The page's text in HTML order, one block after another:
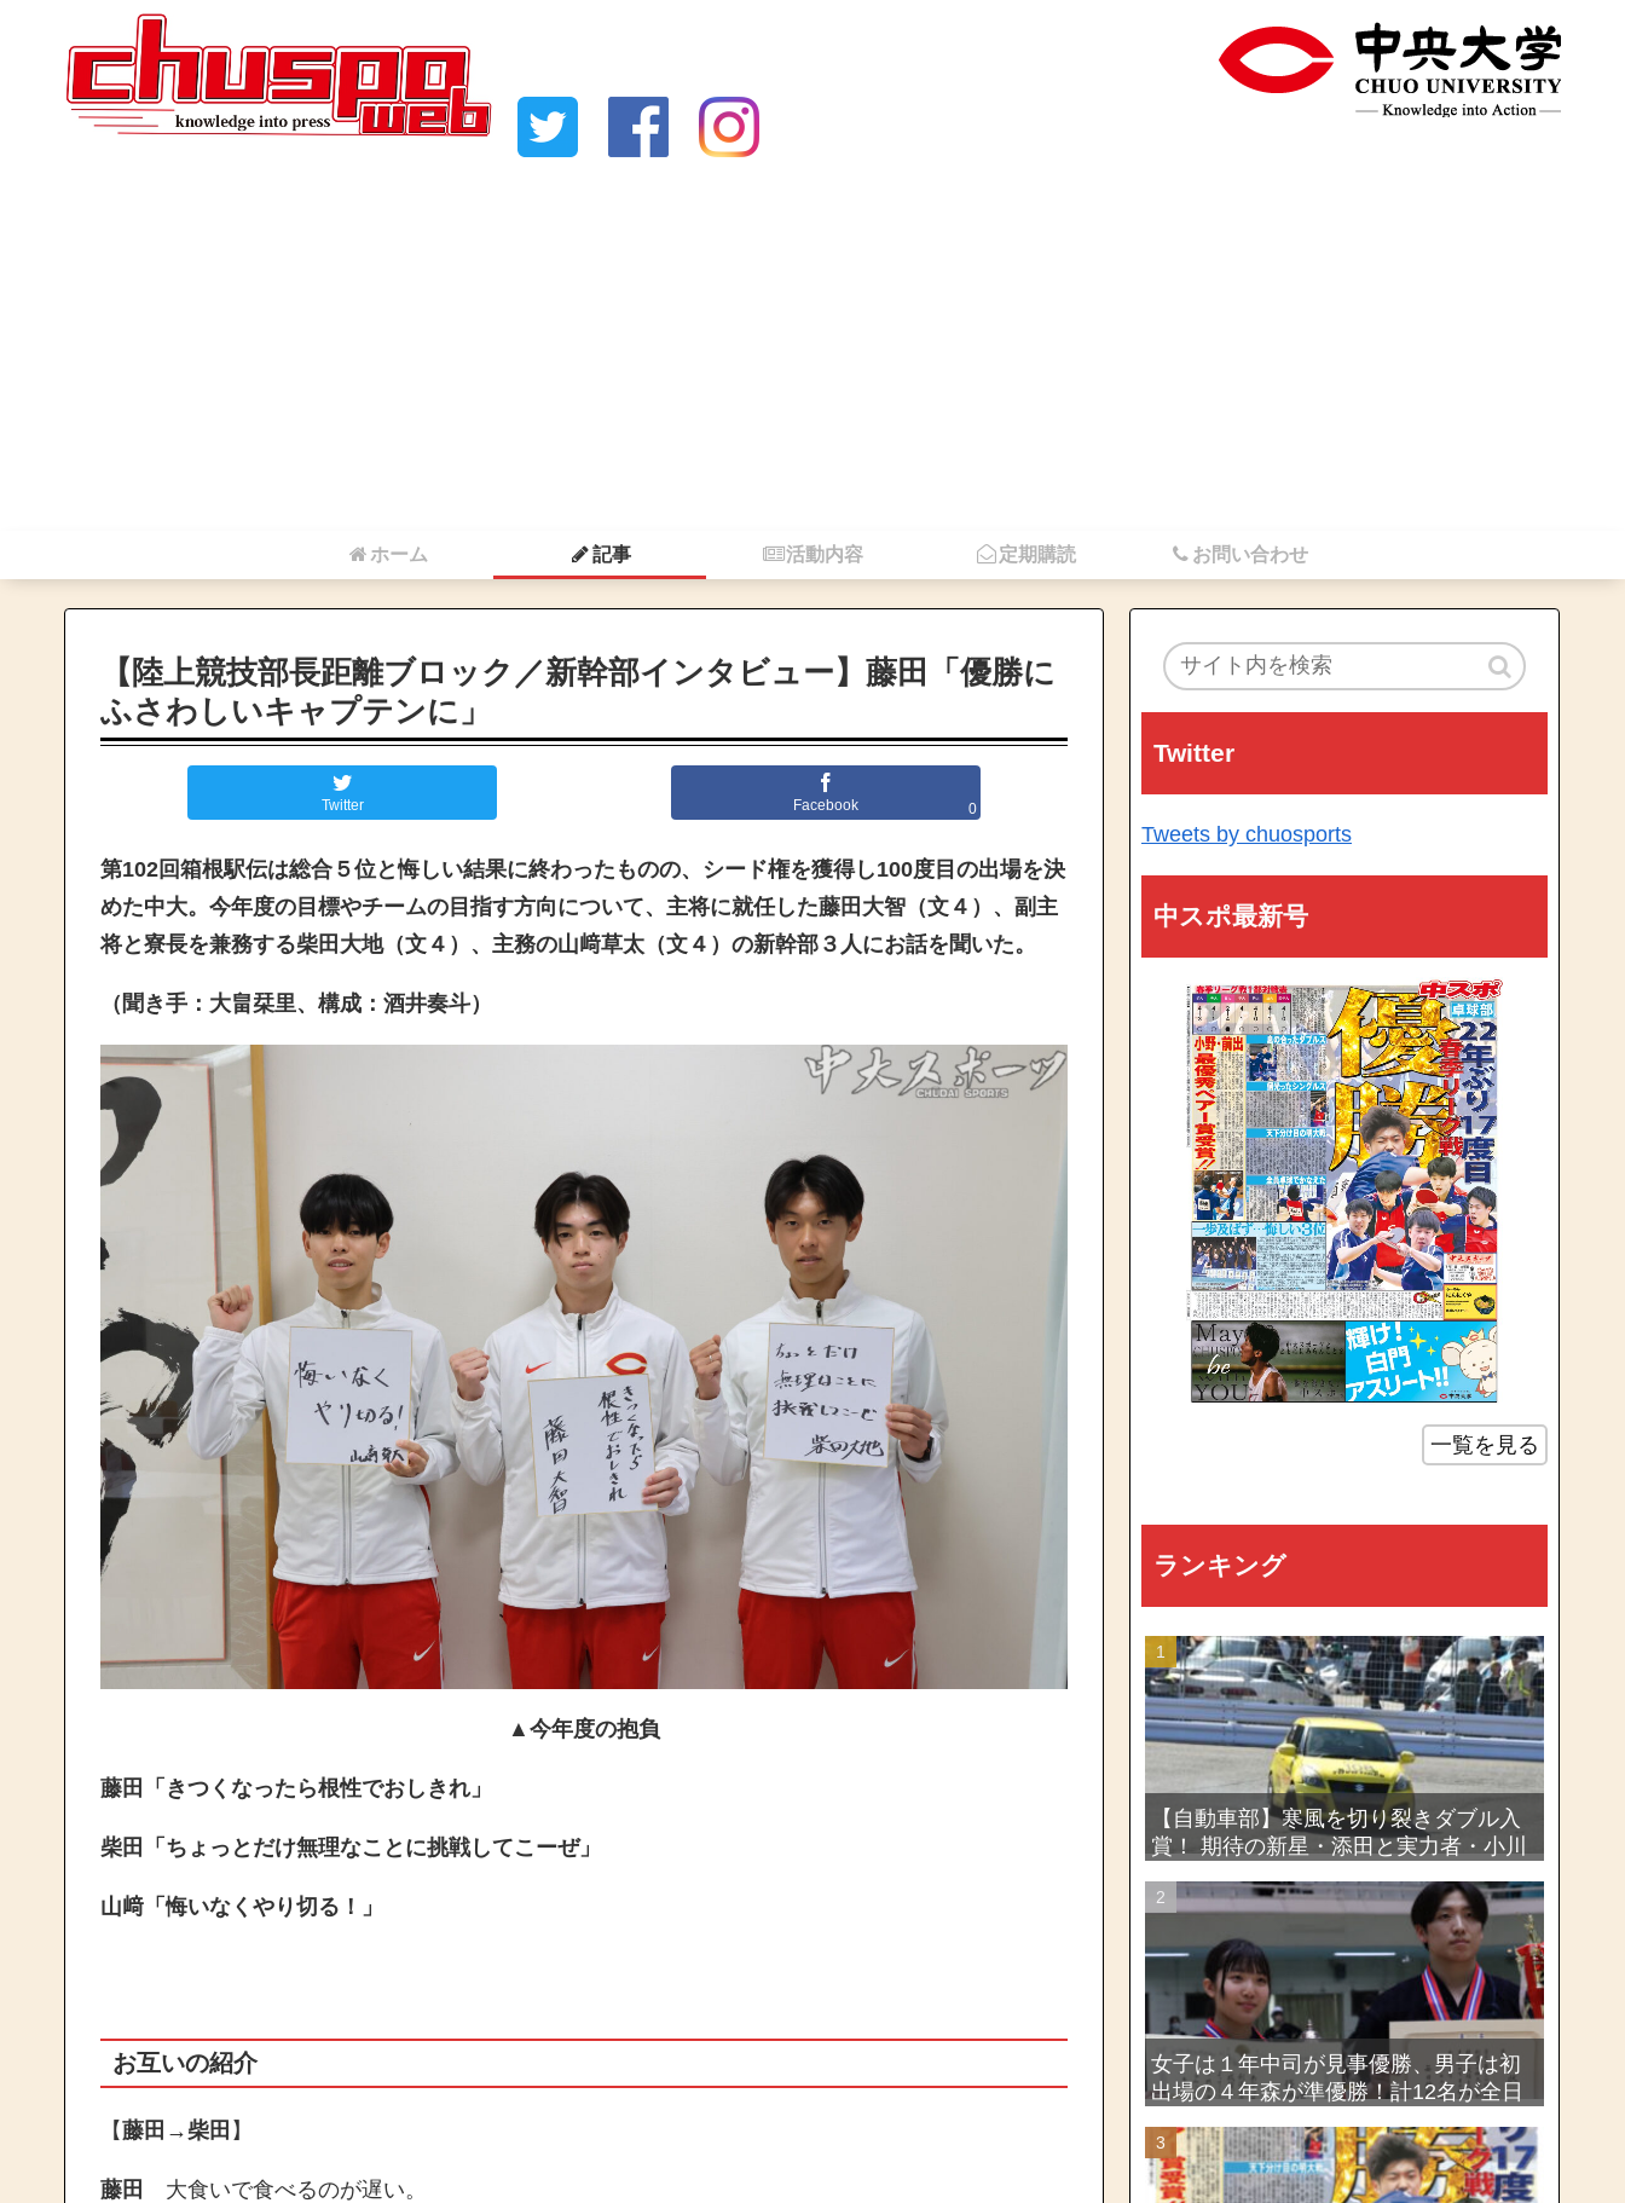
ホーム 記事 活動内容 定期購読 お問い合わせ
【陸上競技部長距離ブロック／新幹部インタビュー】藤田「優勝に
ふさわしいキャプテンに」
Twitter Facebook 0
第102回箱根駅伝は総合５位と悔しい結果に終わったものの、シード権を獲得し100度目の出場を決
めた中大。 今年度の目標やチームの目指す方向について、主将に就任した藤田大智（文４）、副主
将と寮長を兼務する柴田大地（文４）、主務の山﨑草太（文４）の新幹部３人にお話を聞いた。
（聞き手：大畠栞里、構成：酒井奏斗）
▲今年度の抱負
藤田「きつくなったら根性でおしきれ」
柴田「ちょっとだけ無理なことに挑戦してこーぜ」
山﨑「悔いなくやり切る！」
お互いの紹介
【藤田→柴田 】
藤田 大食いで食べるのが遅い。
Twitter
Tweets by chuosports
中スポ最新号
一覧を見る
ランキング
【自動車部】寒風を切り裂きダブル入
賞！ 期待の新星・添田と実力者・小川
大会2026
女子は１年中司が見事優勝、男子は初
出場の４年森が準優勝！計12名が全日
剣道選手権大会・第72回関東学生剣道
選手権大会